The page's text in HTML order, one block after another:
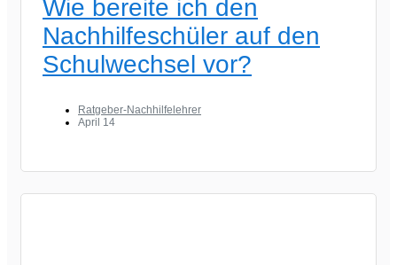
Wie bereite ich den
Nachhilfeschüler auf den
Schulwechsel vor?
Ratgeber-Nachhilfelehrer
April 14